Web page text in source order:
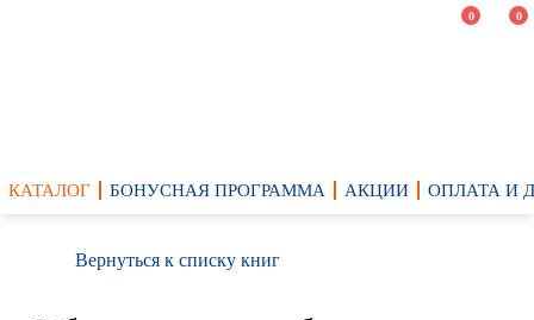
0 0
КАТАЛОГ БОНУСНАЯ ПРОГРАММА АКЦИИ ОПЛАТА И
Вернуться к списку книг